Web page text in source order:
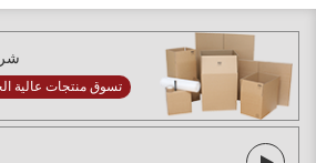
تسوق منتجات عالية